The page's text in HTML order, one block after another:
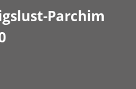
Parchim